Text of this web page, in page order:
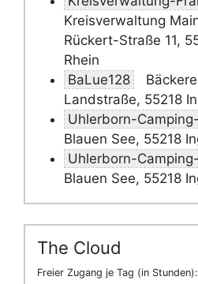
Kreisverwaltung
Rückert-Straße 11,
Rhein
BaLue128
Landstraße, 55218
Uhlerborn-
Blauen See, 55218
Uhlerborn-
Blauen See, 55218
The Cloud
Freier Zugang je Tag (in